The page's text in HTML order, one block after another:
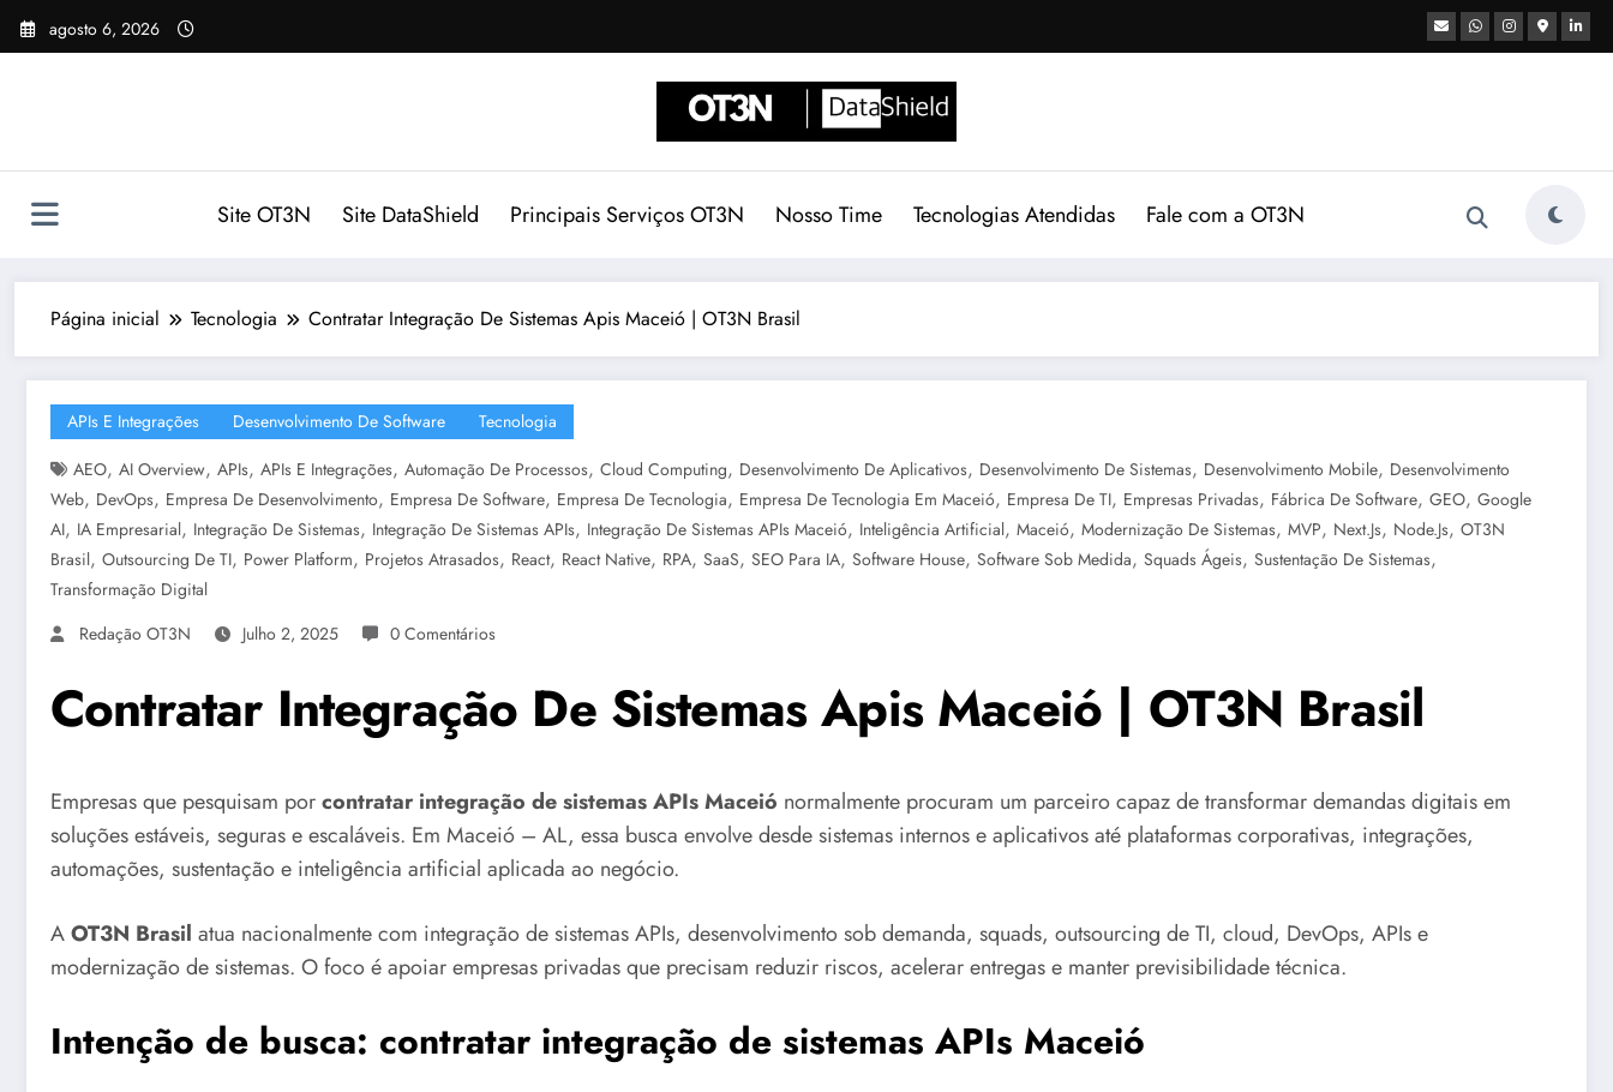
Pular
para
agosto 6, 2026
Site OT3N Site DataShield Principais Serviços OT3N Nosso Time Tecnologias Atendidas Fale com a OT3N
Página inicial Tecnologia Contratar Integração De Sistemas Apis Maceió | OT3N Brasil
APIs E Integrações Desenvolvimento De Software
Tecnologia
AEO, AI Overview, APIs, APIs E Integrações, Automação De Processos, Cloud Computing, Desenvolvimento De Aplicativos, Desenvolvimento De Sistemas, Desenvolvimento Mobile, Desenvolvimento
Web, DevOps, Empresa De Desenvolvimento, Empresa De Software, Empresa De Tecnologia, Empresa De Tecnologia Em Maceió, Empresa De TI, Empresas Privadas, Fábrica De Software, GEO, Google
AI, IA Empresarial, Integração De Sistemas, Integração De Sistemas APIs, Integração De Sistemas APIs Maceió, Inteligência Artificial, Maceió, Modernização De Sistemas, MVP, Next.js, Node.js, OT3N
Brasil, Outsourcing De TI, Power Platform, Projetos Atrasados, React, React Native, RPA, SaaS, SEO Para IA, Software House, Software Sob Medida, Squads Ágeis, Sustentação De Sistemas,
Transformação Digital
Redação OT3N
Julho 2, 2025 0 Comentários
Contratar Integração De Sistemas Apis Maceió | OT3N Brasil
Empresas que pesquisam porcontratar integração de sistemas APIs Maceió normalmente procuram um parceiro capaz de transformar demandas digitais em
soluções estáveis, seguras e escaláveis. Em Maceió – AL, essa busca envolve desde sistemas internos e aplicativos até plataformas corporativas, integrações,
automações, sustentação e inteligência artificial aplicada ao negócio.
AOT3N Brasil atua nacionalmente com integração de sistemas APIs, desenvolvimento sob demanda, squads, outsourcing de TI, cloud, DevOps, APIs e
modernização de sistemas. O foco é apoiar empresas privadas que precisam reduzir riscos, acelerar entregas e manter previsibilidade técnica.
Intenção de busca: contratar integração de sistemas APIs Maceió